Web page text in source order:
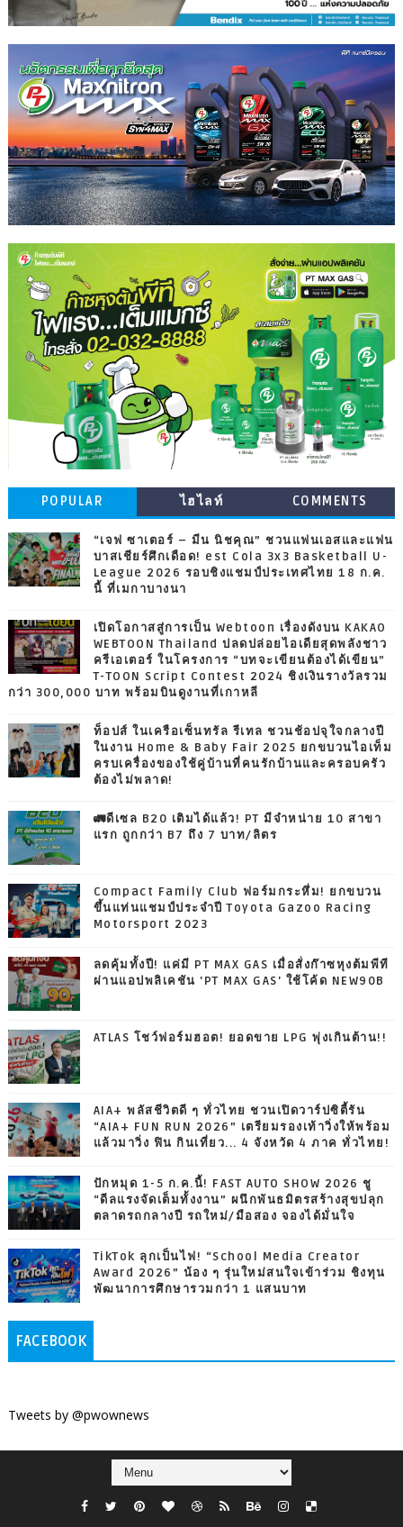
POPULAR ไฮไลท์ COMMENTS
“เจฟ ซาเตอร์ – มีน นิชคุณ” ชวนแฟนเอสและแฟน
บาสเชียร์ศึกเดือด! est Cola 3x3 Basketball U-
League 2026 รอบชิงแชมป์ประเทศไทย 18 ก.ค.
นี้ ที่เมกาบางนา
เปิดโอกาสสู่การเป็น Webtoon เรื่องดังบน KAKAO
WEBTOON Thailand ปลดปล่อยไอเดียสุดพลังชาว
ครีเอเตอร์ ในโครงการ “บทจะเขียนต้องได้เขียน”
T-TOON Script Contest 2024 ชิงเงินรางวัลรวม
กว่า 300,000 บาท พร้อมบินดูงานที่เกาหลี
ท็อปส์ ในเครือเซ็นทรัล รีเทล ชวนช้อปจุใจกลางปี
ในงาน Home & Baby Fair 2025 ยกขบวนไอเท็ม
ครบเครื่องของใช้คู่บ้านที่คนรักบ้านและครอบครัว
ต้องไม่พลาด!
🚛ดีเซล B20 เติมได้แล้ว! PT มีจำหน่าย 10 สาขา
แรก ถูกกว่า B7 ถึง 7 บาท/ลิตร
Compact Family Club ฟอร์มกระหึ่ม! ยกขบวน
ขึ้นแท่นแชมป์ประจำปี Toyota Gazoo Racing
Motorsport 2023
ลดคุ้มทั้งปี! แค่มี PT MAX GAS เมื่อสั่งก๊าซหุงต้มพีที
ผ่านแอปพลิเคชัน 'PT MAX GAS' ใช้โค้ด NEW90B
ATLAS โชว์ฟอร์มฮอต! ยอดขาย LPG พุ่งเกินต้าน!!
AIA+ พลัสชีวิตดี ๆ ทั่วไทย ชวนเปิดวาร์ปซิตี้รัน
“AIA+ FUN RUN 2026” เตรียมรองเท้าวิ่งให้พร้อม
แล้วมาวิ่ง ฟิน กินเที่ยว... 4 จังหวัด 4 ภาค ทั่วไทย!
ปักหมุด 1-5 ก.ค.นี้! FAST AUTO SHOW 2026 ชู
“ดีลแรงจัดเต็มทั้งงาน” ผนึกพันธมิตรสร้างสุขปลุก
ตลาดรถกลางปี รถใหม่/มือสอง จองได้มั่นใจ
TikTok ลุกเป็นไฟ! “School Media Creator
Award 2026” น้อง ๆ รุ่นใหม่สนใจเข้าร่วม ชิงทุน
พัฒนาการศึกษารวมกว่า 1 แสนบาท
FACEBOOK
Tweets by @pwownews